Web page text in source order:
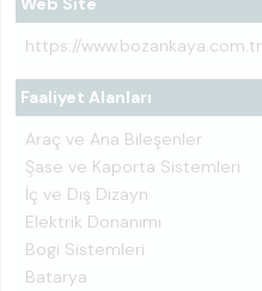
https://www.bozankaya.com.tr
Faaliyet Alanları
Araç ve Ana Bileşenler
Şase ve Kaporta Sistemleri
İç ve Dış Dizayn
Elektrik Donanımı
Bogi Sistemleri
Batarya